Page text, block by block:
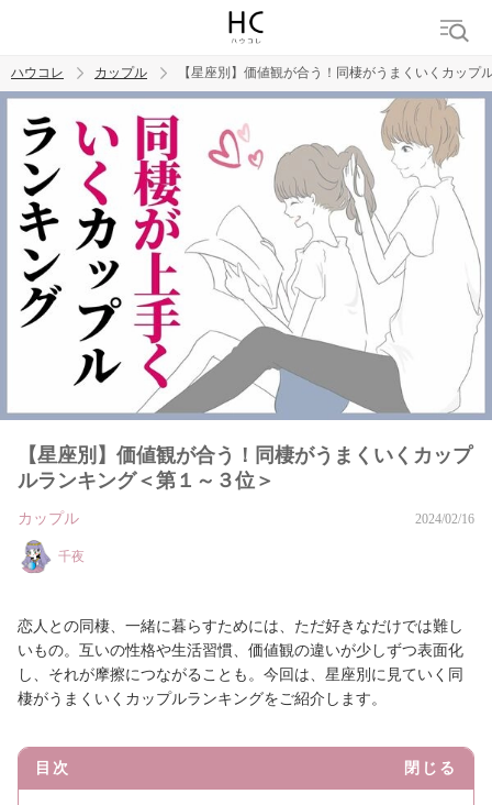
トレンド ワード
カップル デート エッチ セックス 長続き
ハウコレ カップル 【星座別】価値観が合う！同棲がうまくいくカップ
【星座別】価値観が合う！同棲がうまくいくカップ
ルランキング＜第１～３位＞
カップル 2024/02/16
千夜
恋人との同棲、一緒に暮らすためには、ただ好きなだけでは難し
いもの。互いの性格や生活習慣、価値観の違いが少しずつ表面化
し、それが摩擦につながることも。今回は、星座別に見ていく同
棲がうまくいくカップルランキングをご紹介します。
目次 閉じる